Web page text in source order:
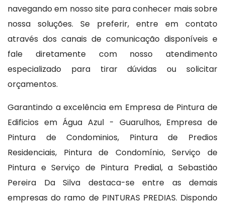
navegando em nosso site para conhecer mais sobre
nossa soluções. Se preferir, entre em contato
através dos canais de comunicação disponíveis e
fale diretamente com nosso atendimento
especializado para tirar dúvidas ou solicitar
orçamentos.
Garantindo a excelência em Empresa de Pintura de
Edificios em Água Azul - Guarulhos, Empresa de
Pintura de Condominios, Pintura de Predios
Residenciais, Pintura de Condomínio, Serviço de
Pintura e Serviço de Pintura Predial, a Sebastião
Pereira Da Silva destaca-se entre as demais
empresas do ramo de PINTURAS PREDIAS. Dispondo